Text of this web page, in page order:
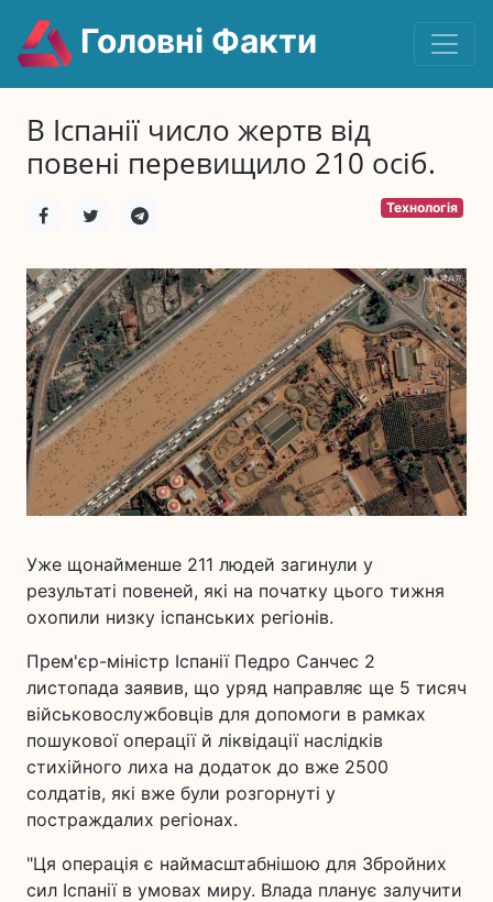
Головні Факти
В Іспанії число жертв від
повені перевищило 210 осіб.
Технологія
Уже щонайменше 211 людей загинули у
результаті повеней, які на початку цього тижня
охопили низку іспанських регіонів.
Прем'єр-міністр Іспанії Педро Санчес 2
листопада заявив, що уряд направляє ще 5 тисяч
військовослужбовців для допомоги в рамках
пошукової операції й ліквідації наслідків
стихійного лиха на додаток до вже 2500
солдатів, які вже були розгорнуті у
постраждалих регіонах.
"Ця операція є наймасштабнішою для Збройних
сил Іспанії в умовах миру. Влада планує залучити